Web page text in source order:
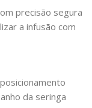
precisão segura
a infusão com
da seringa